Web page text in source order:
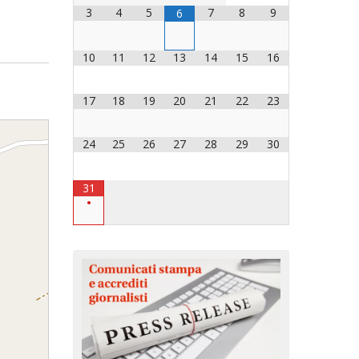
DIOCESANA
3 4 5 6 7 8 9
10 11 12 13 14 15 16
17 18 19 20 21 22 23
24 25 26 27 28 29 30
31
•